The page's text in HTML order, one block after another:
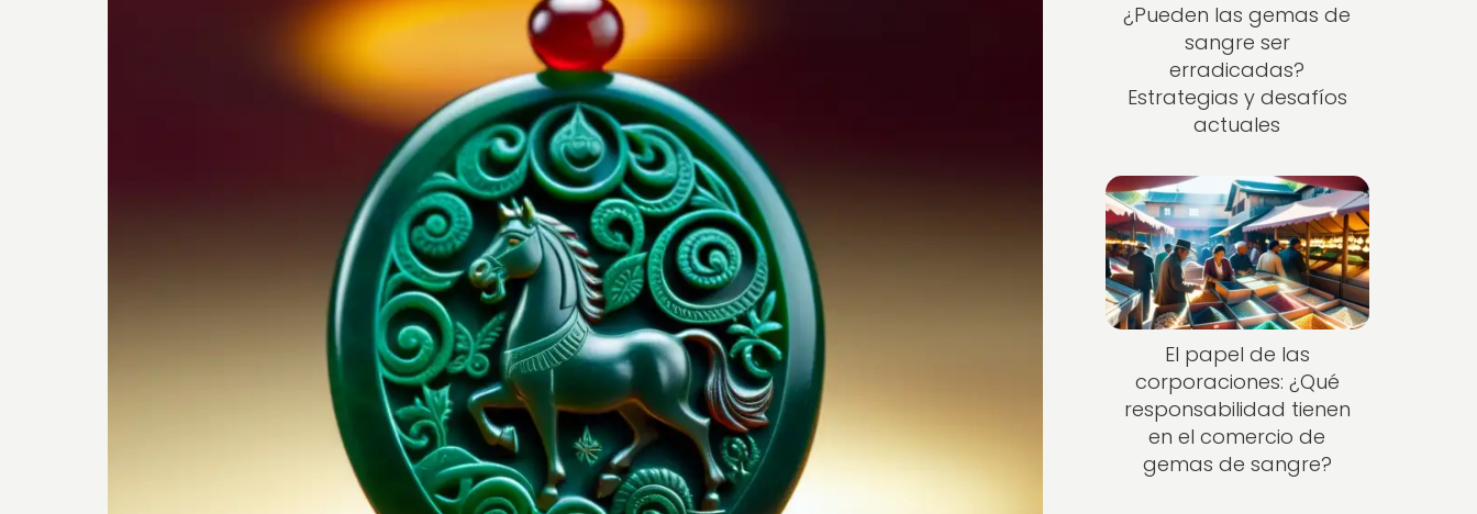
¿Pueden las gemas de
sangre ser
erradicadas?
Estrategias y desafíos
actuales
El papel de las
corporaciones: ¿Qué
responsabilidad tienen
en el comercio de
gemas de sangre?